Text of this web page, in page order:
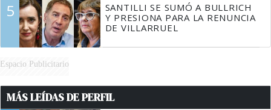
5
SANTILLI SE SUMÓ A BULLRICH
Y PRESIONA PARA LA RENUNCIA
DE VILLARRUEL
Espacio Publicitario
MÁS LEÍDAS DE PERFIL